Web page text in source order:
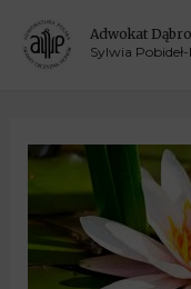
Adwokat
Sylwia